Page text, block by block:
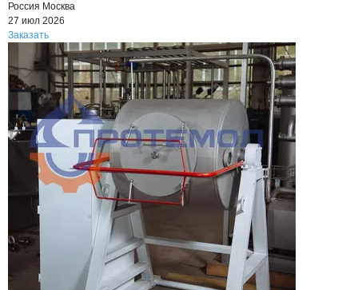
Россия Москва
27 июл 2026
Заказать